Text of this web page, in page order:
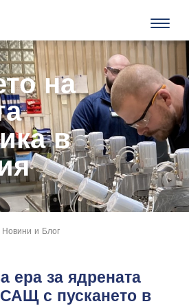
на
в
Новини и Блог
ера за ядрената
САЩ с пускането в